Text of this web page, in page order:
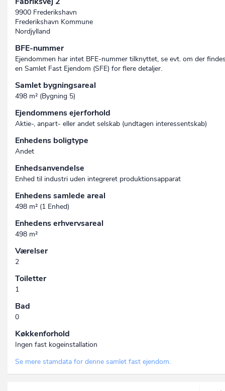
9900 Frederikshavn
Frederikshavn Kommune
Nordjylland
BFE-nummer
Ejendommen har intet BFE-nummer tilknyttet, se evt. om der
en Samlet Fast Ejendom (SFE) for flere detaljer.
Samlet bygningsareal
498 m² (Bygning 5)
Ejendommens ejerforhold
Aktie-, anpart- eller andet selskab (undtagen interessent­skab)
Enhedens boligtype
Andet
Enhedsanvendelse
Enhed til industri uden integreret produktionsapparat
Enhedens samlede areal
498 m² (1 Enhed)
Enhedens erhvervsareal
498 m²
Værelser
2
Toiletter
1
Bad
0
Køkkenforhold
Ingen fast kogeinstallation
Se mere stamdata for denne samlet fast ejendom.